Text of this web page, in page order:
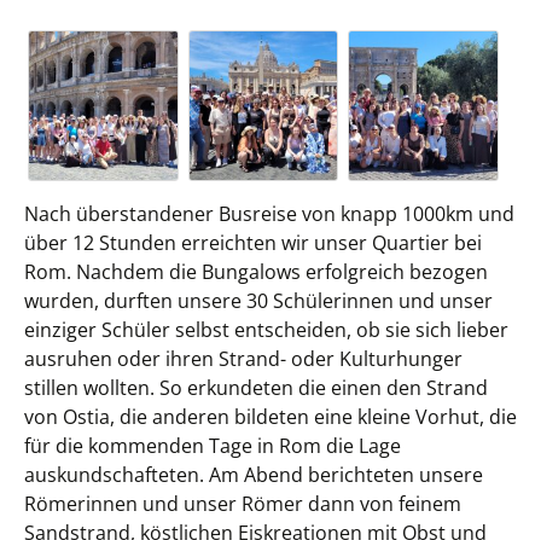
Nach überstandener Busreise von knapp 1000km und
über 12 Stunden erreichten wir unser Quartier bei
Rom. Nachdem die Bungalows erfolgreich bezogen
wurden, durften unsere 30 Schülerinnen und unser
einziger Schüler selbst entscheiden, ob sie sich lieber
ausruhen oder ihren Strand- oder Kulturhunger
stillen wollten. So erkundeten die einen den Strand
von Ostia, die anderen bildeten eine kleine Vorhut, die
für die kommenden Tage in Rom die Lage
auskundschafteten. Am Abend berichteten unsere
Römerinnen und unser Römer dann von feinem
Sandstrand, köstlichen Eiskreationen mit Obst und